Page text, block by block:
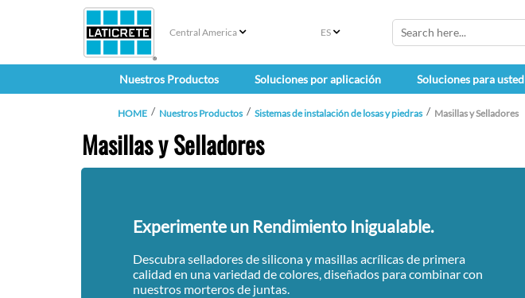
Central America ES
Nuestros Productos Soluciones por aplicación Soluciones para usted
HOME Nuestros Productos Sistemas de instalación de losas y piedras Masillas y Selladores
Masillas y Selladores
Experimente un Rendimiento Inigualable.
Descubra selladores de silicona y masillas acrílicas de primera
calidad en una variedad de colores, diseñados para combinar con
nuestros morteros de juntas.